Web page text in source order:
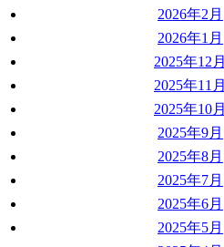
2026年2月
2026年1月
2025年12月
2025年11月
2025年10月
2025年9月
2025年8月
2025年7月
2025年6月
2025年5月